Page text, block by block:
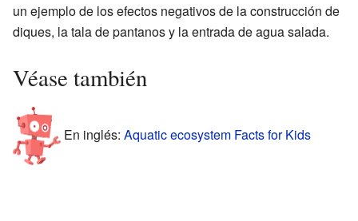
un ejemplo de los efectos negativos de la construcción de
diques, la tala de pantanos y la entrada de agua salada.
Véase también
En inglés: Aquatic ecosystem Facts for Kids